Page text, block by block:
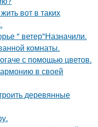
вот в таких
" ветер"Назначили.
комнаты.
с помощью цветов.
в своей
деревянные